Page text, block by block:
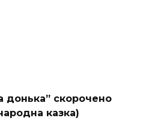
донька” скорочено
казка)